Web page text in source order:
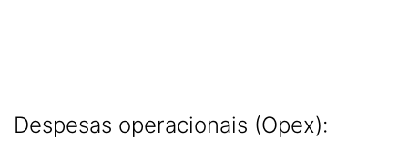
Despesas operacionais (Opex):